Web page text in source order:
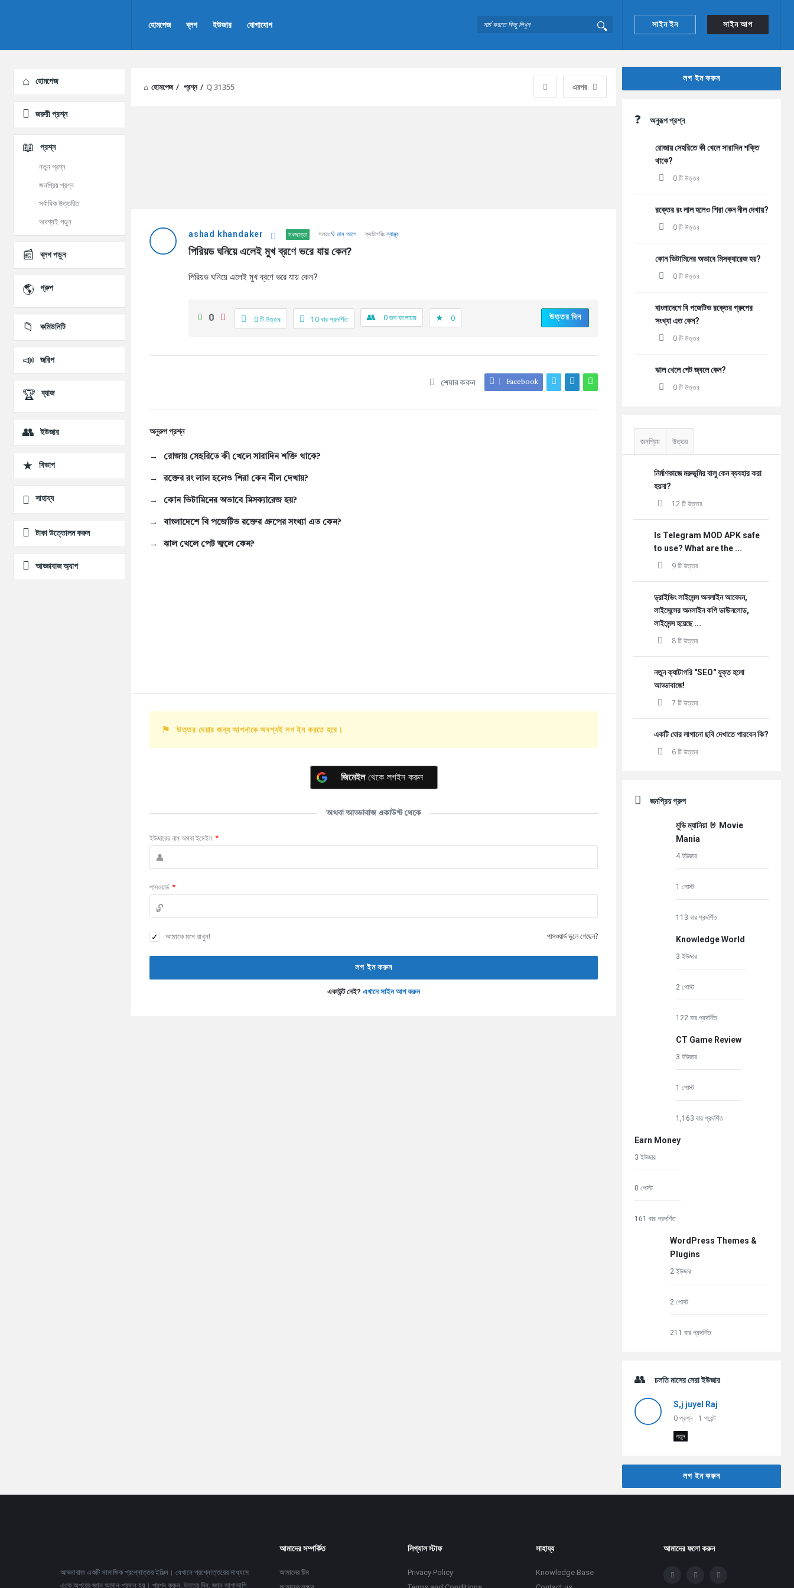
সাইন ইন সাইন আপ
Navigation
হোমপেজ ব্লগ ইউজার যোগাযোগ
হোমপেজ / প্রশ্ন / Q 31355 এরপর
Latest
ashad khandaker সবজান্তা সময়ঃ 9 মাস আগে ক্যাটাগরিঃ স্বাস্থ্য
পিরিয়ড ঘনিয়ে এলেই মুখ ব্রণে ভরে যায় কেন?
পিরিয়ড ঘনিয়ে এলেই মুখ ব্রণে ভরে যায় কেন?
0 0 টি উত্তর 10বার প্রদর্শিত 0জন ফলোয়ার 0 উত্তর দিন
শেয়ার করুন Facebook
অনুরুপ প্রশ্ন
রোজায় সেহরিতে কী খেলে সারাদিন শক্তি থাকে?
রক্তের রং লাল হলেও শিরা কেন নীল দেখায়?
কোন ভিটামিনের অভাবে মিসক্যারেজ হয়?
বাংলাদেশে বি পজেটিভ রক্তের গ্রুপের সংখ্যা এত কেন?
ঝাল খেলে পেট জ্বলে কেন?
উত্তর দেয়ার জন্য আপনাকে অবশ্যই লগ ইন করতে হবে।
জিমেইলথেকে লগইন করুন
অথবা আড্ডাবাজ একাউন্ট থেকে
ইউজারের নাম অথবা ইমেইল *
পাসওয়ার্ড *
আমাকে মনে রাখুন! পাসওয়ার্ড ভুলে গেছেন?
একাউন্ট নেই? এখানে সাইন আপ করুন
লগ ইন করুন
অনুরূপ প্রশ্ন
রোজায় সেহরিতে কী খেলে সারাদিন শক্তি
থাকে?
0 টি উত্তর
রক্তের রং লাল হলেও শিরা কেন নীল দেখায়?
0 টি উত্তর
কোন ভিটামিনের অভাবে মিসক্যারেজ হয়?
0 টি উত্তর
বাংলাদেশে বি পজেটিভ রক্তের গ্রুপের
সংখ্যা এত কেন?
0 টি উত্তর
ঝাল খেলে পেট জ্বলে কেন?
0 টি উত্তর
জনপ্রিয় উত্তর
নির্মাণকাজে মরুভূমির বালু কেন ব্যবহার করা
হয়না?
12 টি উত্তর
Is Telegram MOD APK safe
to use? What are the ...
9 টি উত্তর
ড্রাইভিং লাইসেন্স অনলাইন আবেদন,
লাইসেন্সের অনলাইন কপি ডাউনলোড,
লাইসেন্স হয়েছে ...
8 টি উত্তর
নতুন ক্যাটাগরি "SEO" যুক্ত হলো
আড্ডাবাজে!
7 টি উত্তর
একটি ঘোর লাগানো ছবি দেখাতে পারবেন কি?
6 টি উত্তর
জনপ্রিয় গ্রুপ
মুভি ম্যানিয়া 🤘 Movie
Mania
4 ইউজার
1 পোস্ট
113 বার প্রদর্শিত
Knowledge World
3 ইউজার
2 পোস্ট
122 বার প্রদর্শিত
CT Game Review
3 ইউজার
1 পোস্ট
1,163 বার প্রদর্শিত
Earn Money
3 ইউজার
0 পোস্ট
161 বার প্রদর্শিত
WordPress Themes &
Plugins
2 ইউজার
2 পোস্ট
211 বার প্রদর্শিত
চলতি মাসের সেরা ইউজার
S,j juyel Raj
0প্রশ্ন 1 পয়েন্ট
নতুন
লগ ইন করুন
Explore
হোমপেজ
জরুরী প্রশ্ন
প্রশ্ন
নতুন প্রশ্ন
জনপ্রিয় প্রশ্ন
সর্বাধিক উত্তরিত
অবশ্যই পড়ুন
ব্লগ পড়ুন
গ্রুপ
কমিউনিটি
জরিপ
ব্যাজ
ইউজার
বিভাগ
সাহায্য
টাকা উত্তোলন করুন
আড্ডাবাজ অ্যাপ
আড্ডাবাজ একটি সামাজিক প্রশ্নোত্তর ইঞ্জিন। যেখানে প্রশ্নোত্তরের মাধ্যমে
একে অপরের জ্ঞান আদান-প্রদান হয়। প্রশ্ন করুন, উত্তর দিন, জ্ঞান ভাগাভাগি
আমাদের সম্পর্কিত
আমাদের টিম
লিগ্যাল স্টাফ
Privacy Policy
সাহায্য
Knowledge Base
আমাদের ফলো করুন